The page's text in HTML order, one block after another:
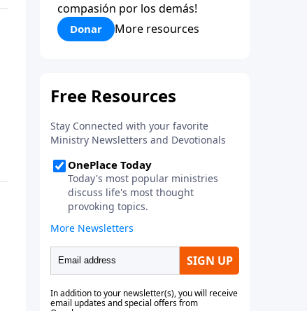
compasión por los demás!
Donar More resources